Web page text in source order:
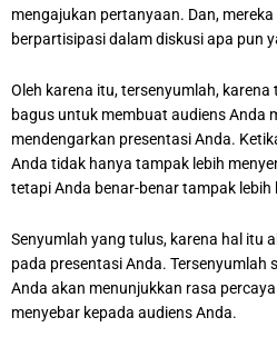
mengajukan pertanyaan. Dan,
berpartisipasi dalam diskusi apa pun
Oleh karena itu, tersenyumlah,
bagus untuk membuat audiens Anda
mendengarkan presentasi Anda.
Anda tidak hanya tampak lebih
tetapi Anda benar-benar tampak lebih
Senyumlah yang tulus, karena hal itu
pada presentasi Anda. Tersenyumlah
Anda akan menunjukkan rasa
menyebar kepada audiens Anda.